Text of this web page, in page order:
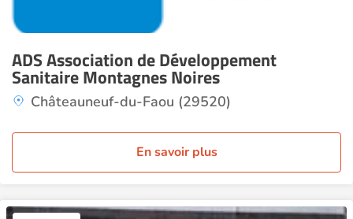
ADS Association de Développement
Sanitaire Montagnes Noires
Châteauneuf-du-Faou (29520)
En savoir plus